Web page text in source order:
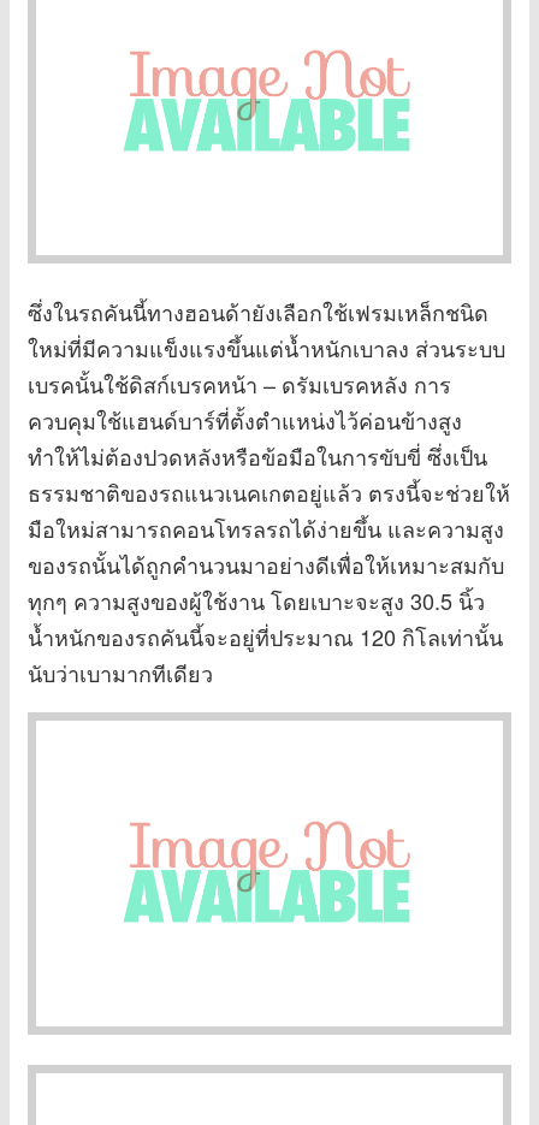
ซึ่งในรถคันนี้ทางฮอนด้ายังเลือกใช้เฟรมเหล็กชนิด
ใหม่ที่มีความแข็งแรงขึ้นแต่น้ำหนักเบาลง ส่วนระบบ
เบรคนั้นใช้ดิสก์เบรคหน้า – ดรัมเบรคหลัง การ
ควบคุมใช้แฮนด์บาร์ที่ตั้งตำแหน่งไว้ค่อนข้างสูง
ทำให้ไม่ต้องปวดหลังหรือข้อมือในการขับขี่ ซึ่งเป็น
ธรรมชาติของรถแนวเนคเกตอยู่แล้ว ตรงนี้จะช่วยให้
มือใหม่สามารถคอนโทรลรถได้ง่ายขึ้น และความสูง
ของรถนั้นได้ถูกคำนวนมาอย่างดีเพื่อให้เหมาะสมกับ
ทุกๆ ความสูงของผู้ใช้งาน โดยเบาะจะสูง 30.5 นิ้ว
น้ำหนักของรถคันนี้จะอยู่ที่ประมาณ 120 กิโลเท่านั้น
นับว่าเบามากทีเดียว